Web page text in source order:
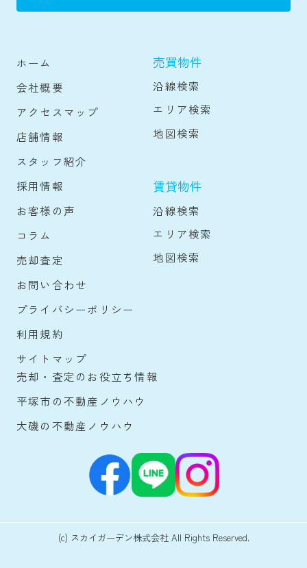
ホーム
会社概要
アクセスマップ
店舗情報
スタッフ紹介
採用情報
お客様の声
コラム
売却査定
お問い合わせ
プライバシーポリシー
利用規約
サイトマップ
売買物件
沿線検索
エリア検索
地図検索
賃貸物件
沿線検索
エリア検索
地図検索
売却・査定のお役立ち情報
平塚市の不動産ノウハウ
大磯の不動産ノウハウ
(c) スカイガーデン株式会社 All Rights Reserved.